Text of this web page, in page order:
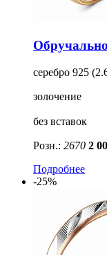
серебро 925
золочение
без вставок
Розн.: 2670 2
Подробнее
-25%